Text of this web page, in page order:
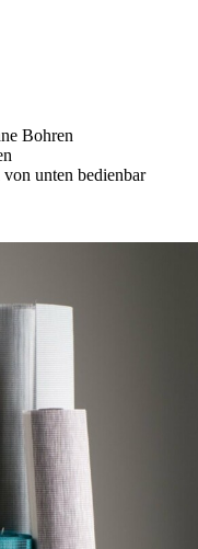
Bohren
unten bedienbar